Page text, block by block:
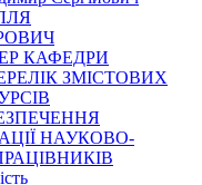
КАФЕДРИ
ЗМІСТОВИХ
НАУКОВО-